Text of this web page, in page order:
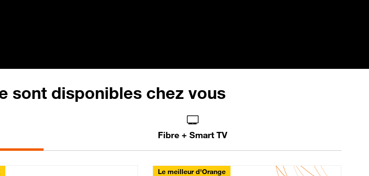
sont disponibles chez vous
Fibre + Smart TV
Le meilleur d'Orange